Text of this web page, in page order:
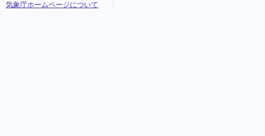
気象庁ホームページについて